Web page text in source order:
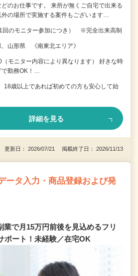
のお仕事です。 来所が無くご自宅で出来る
外の場所で実施する案件もございます…
回のモニター参加につき） ※完全出来高制
、山形県 《南東北エリア》
モニター内容により異なります） 好きな時
で勤務OK！…
歳以上であれば初めての方も安心して始
詳細を見る
更新日： 2026/07/21 掲載終了日： 2026/11/13
ータ入力・商品登録および発
業で月15万円前後を見込めるフリ
ポート！未経験／在宅OK